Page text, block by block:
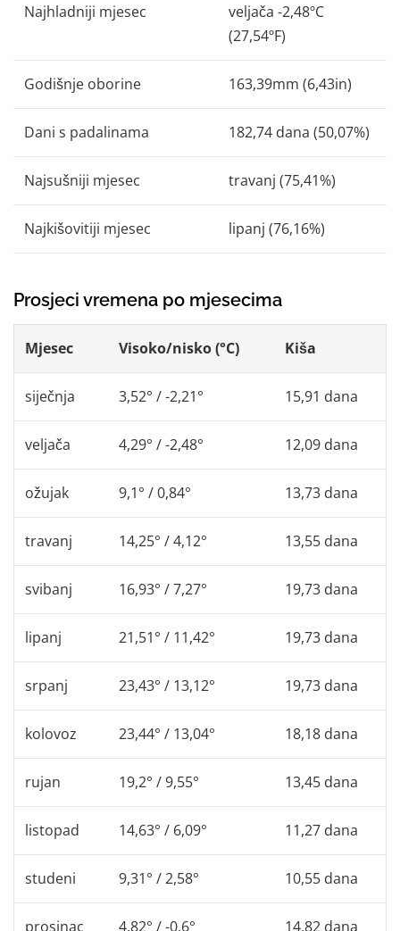
Najhladniji mjesec
veljača -2,48ºC
(27,54ºF)
Godišnje oborine 163,39mm (6,43in)
Dani s padalinama 182,74 dana (50,07%)
Najsušniji mjesec travanj (75,41%)
Najkišovitiji mjesec lipanj (76,16%)
Prosjeci vremena po mjesecima
Mjesec Visoko/nisko (°C) Kiša
siječnja 3,52° / -2,21° 15,91 dana
veljača 4,29° / -2,48° 12,09 dana
ožujak 9,1° / 0,84° 13,73 dana
travanj 14,25° / 4,12° 13,55 dana
svibanj 16,93° / 7,27° 19,73 dana
lipanj 21,51° / 11,42° 19,73 dana
srpanj 23,43° / 13,12° 19,73 dana
kolovoz 23,44° / 13,04° 18,18 dana
rujan 19,2° / 9,55° 13,45 dana
listopad 14,63° / 6,09° 11,27 dana
studeni 9,31° / 2,58° 10,55 dana
prosinac 4,82° / -0,6° 14,82 dana